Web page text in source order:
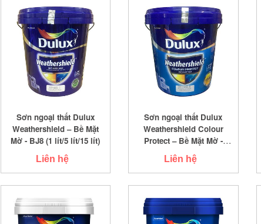
Sơn ngoại thất Dulux
Weathershield – Bề Mặt
Mờ - BJ8 (1 lít/5 lít/15 lít)
Liên hệ
Sơn ngoại thất Dulux
Weathershield Colour
Protect – Bề Mặt Mờ -
E015 (1 lít/5 lít/15 lít) -
(Bản sao)
Liên hệ